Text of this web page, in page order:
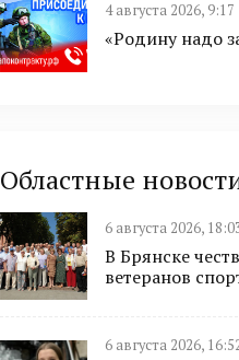
4 августа 2026, 9:17
«Родину надо
Областные
6 августа 2026,
В Брянске
ветеранов
6 августа 2026,